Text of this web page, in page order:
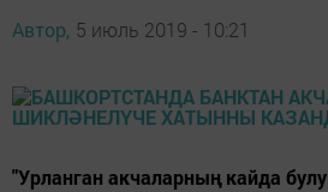
Автор, 5 июль 2019 - 10:21
"Урланган акчаларның кайда